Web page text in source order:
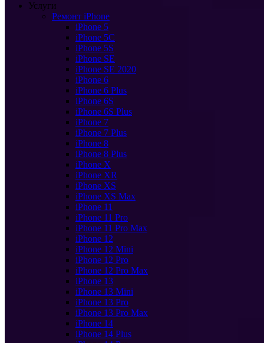
Услуги
Ремонт iPhone
iPhone 5
iPhone 5C
iPhone 5S
iPhone SE
iPhone SE 2020
iPhone 6
iPhone 6 Plus
iPhone 6S
iPhone 6S Plus
iPhone 7
iPhone 7 Plus
iPhone 8
iPhone 8 Plus
iPhone X
iPhone XR
iPhone XS
iPhone XS Max
iPhone 11
iPhone 11 Pro
iPhone 11 Pro Max
iPhone 12
iPhone 12 Mini
iPhone 12 Pro
iPhone 12 Pro Max
iPhone 13
iPhone 13 Mini
iPhone 13 Pro
iPhone 13 Pro Max
iPhone 14
iPhone 14 Plus